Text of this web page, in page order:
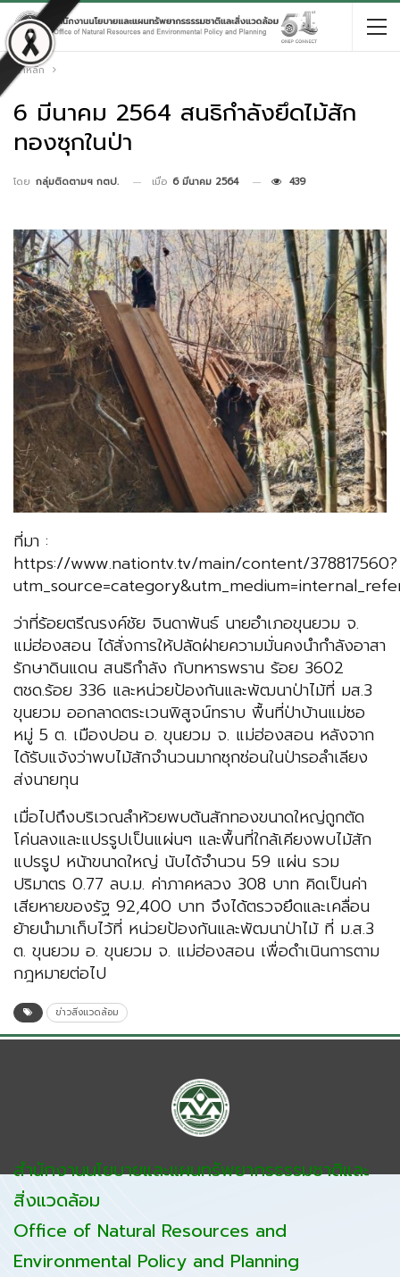
หน้าหลัก
6 มีนาคม 2564 สนธิกำลังยึดไม้สัก
ทองซุกในป่า
โดย กลุ่มติดตามฯ กตป. เมื่อ 6 มีนาคม 2564 439
ที่มา :
https://www.nationtv.tv/main/content/378817560?
ว่าที่ร้อยตรีณรงค์ชัย จินดาพันธ์ นายอำเภอขุนยวม จ.
แม่ฮ่องสอน ได้สั่งการให้ปลัดฝ่ายความมั่นคงนำกำลังอาสา
รักษาดินแดน สนธิกำลัง กับทหารพราน ร้อย 3602
ตชด.ร้อย 336 และหน่วยป้องกันและพัฒนาป่าไม้ที่ มส.3
ขุนยวม ออกลาดตระเวนพิสูจน์ทราบ พื้นที่ป่าบ้านแม่ซอ
หมู่ 5 ต. เมืองปอน อ. ขุนยวม จ. แม่ฮ่องสอน หลังจาก
ได้รับแจ้งว่าพบไม้สักจำนวนมากซุกซ่อนในป่ารอลำเลียง
ส่งนายทุน
เมื่อไปถึงบริเวณลำห้วยพบต้นสักทองขนาดใหญ่ถูกตัด
โค่นลงและแปรรูปเป็นแผ่นๆ และพื้นที่ใกล้เคียงพบไม้สัก
แปรรูป หน้าขนาดใหญ่ นับได้จำนวน 59 แผ่น รวม
ปริมาตร 0.77 ลบ.ม. ค่าภาคหลวง 308 บาท คิดเป็นค่า
เสียหายของรัฐ 92,400 บาท จึงได้ตรวจยึดและเคลื่อน
ย้ายนำมาเก็บไว้ที่ หน่วยป้องกันและพัฒนาป่าไม้ ที่ ม.ส.3
ต. ขุนยวม อ. ขุนยวม จ. แม่ฮ่องสอน เพื่อดำเนินการตาม
กฎหมายต่อไป
ข่าวสิ่งแวดล้อม
สำนักงานนโยบายและแผนทรัพยากรธรรมชาติและ
สิ่งแวดล้อม
Office of Natural Resources and
Environmental Policy and Planning